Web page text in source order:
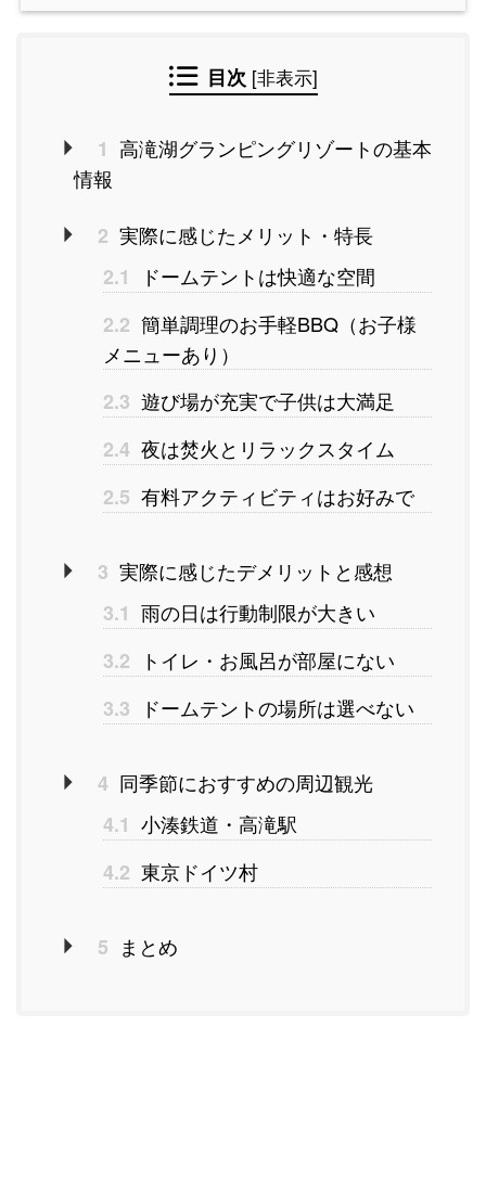
目次 [非表示]
1 高滝湖グランピングリゾートの基本
情報
2 実際に感じたメリット・特長
2.1
ドームテントは快適な空間
2.2 簡単調理のお手軽BBQ（お子様
メニューあり）
2.3 遊び場が充実で子供は大満足
2.4 夜は焚火とリラックスタイム
2.5 有料アクティビティはお好みで
3 実際に感じたデメリットと感想
3.1 雨の日は行動制限が大きい
3.2
トイレ・お風呂が部屋にない
3.3
ドームテントの場所は選べない
4 同季節におすすめの周辺観光
4.1 小湊鉄道・高滝駅
4.2 東京ドイツ村
5 まとめ